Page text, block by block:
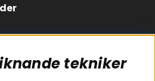
Följ osstekniker